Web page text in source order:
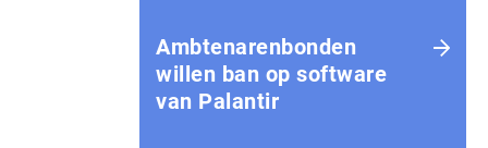
Ambtenarenbonden
willen ban op software
van Palantir